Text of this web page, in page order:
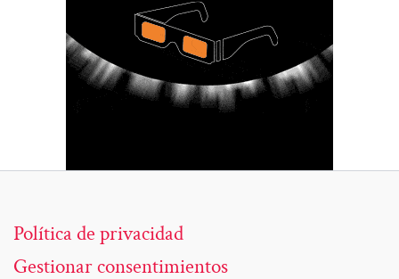
Política de privacidad
Gestionar consentimientos